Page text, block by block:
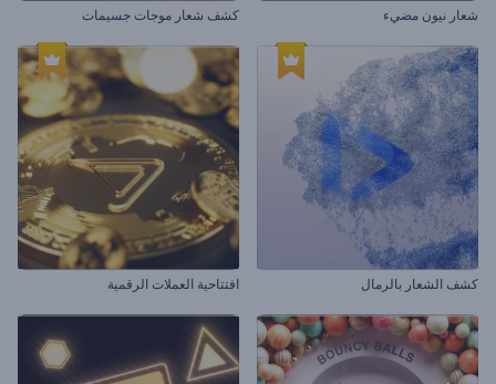
شعار نيون مضيء كشف شعار موجات جسيمات
كشف الشعار بالرمال افتتاحية العملات الرقمية